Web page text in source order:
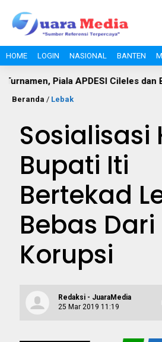
HOME LOGIN NASIONAL BANTEN
Piala APDESI Cileles dan BIL Grup
Beranda / Lebak
Sosialisasi
Bupati Iti
Bertekad
Bebas Dari
Korupsi
Redaksi - JuaraMedia
25 Mar 2019 11:19